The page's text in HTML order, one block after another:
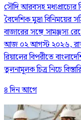
সৌদি আরবসহ মধ্যপ্রাচ্যের
বৈদেশিক মুদ্রা বিনিময়ের
বাজারের সঙ্গে সামঞ্জস্য
আজ ০২ আগস্ট ২০২৬,
রিয়ালের বিপরীতে
তুলনামূলক চিত্র নিচে
৪ দিন আগে